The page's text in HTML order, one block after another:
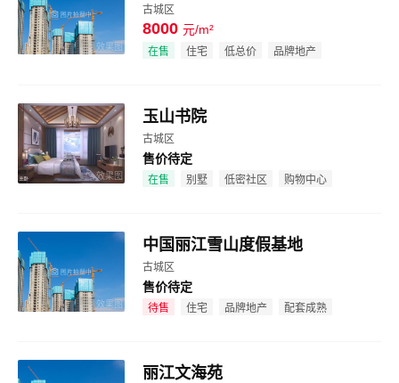
效果图
古城区
8000 元/m²
在售 住宅 低总价 品牌地产
效果图
玉山书院
古城区
售价待定
在售 别墅 低密社区 购物中心
效果图
中国丽江雪山度假基地
古城区
售价待定
待售 住宅 品牌地产 配套成熟
丽江文海苑